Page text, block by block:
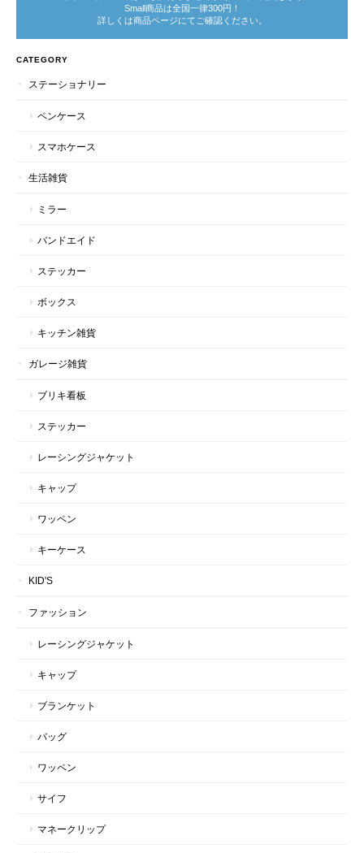
Small商品は全国一律300円！
詳しくは商品ページにてご確認ください。
CATEGORY
ステーショナリー
ペンケース
スマホケース
生活雑貨
ミラー
バンドエイド
ステッカー
ボックス
キッチン雑貨
ガレージ雑貨
ブリキ看板
ステッカー
レーシングジャケット
キャップ
ワッペン
キーケース
KID'S
ファッション
レーシングジャケット
キャップ
ブランケット
バッグ
ワッペン
サイフ
マネークリップ